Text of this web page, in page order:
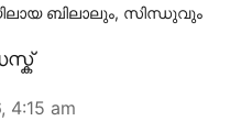
ബിലാലും, സിന്ധുവും
4:15 am